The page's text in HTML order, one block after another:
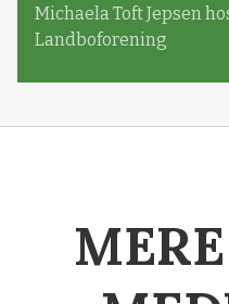
Michaela Toft Jepsen
Landboforening